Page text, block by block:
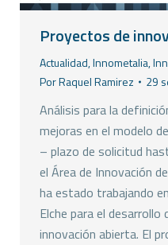
Proyectos de
Actualidad,Innometalia,
PorRaquel Ramirez 29
Análisis para la
mejoras en el modelo
– plazo de solicitud
el Área de Innovación
ha estado trabajando
Elche para el desarrollo
innovación abierta. El